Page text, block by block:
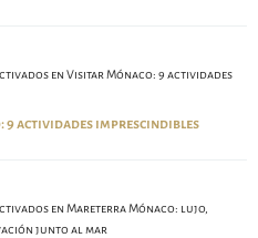
en Visitar Mónaco: 9 actividades
9 actividades imprescindibles
en Mareterra Mónaco: lujo,
junto al mar